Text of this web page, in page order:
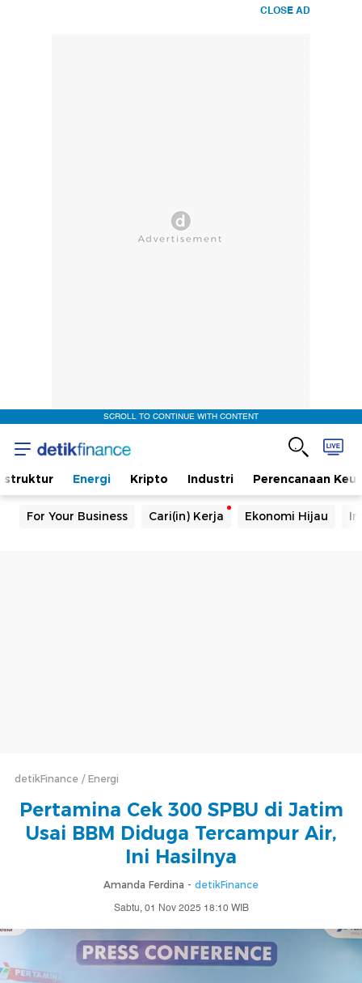
CLOSE AD
SCROLL TO CONTINUE WITH CONTENT
Energi Kripto Industri Perencanaan
For Your Business Cari(in) Kerja Ekonomi Hijau
detikFinance Energi
Pertamina Cek 300 SPBU di Jatim
Usai BBM Diduga Tercampur Air,
Ini Hasilnya
Amanda Ferdina - detikFinance
Sabtu, 01 Nov 2025 18:10 WIB